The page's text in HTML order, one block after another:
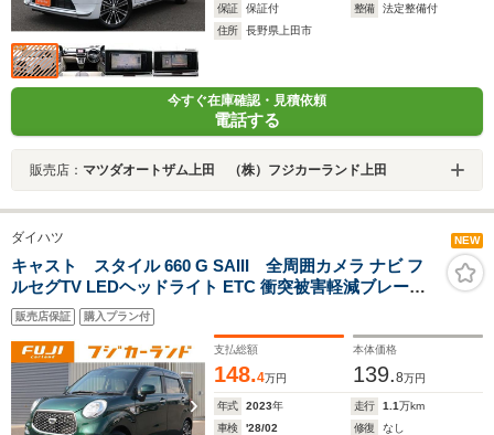
保証
保証付 整備
法定整備付
住所
長野県上田市
今すぐ在庫確認・見積依頼
電話する
販売店： マツダオートザム上田 （株）フジカーランド上田
ダイハツ NEW
キャスト スタイル 660 G SAIII 全周囲カメラ ナビ フ
ルセグTV LEDヘッドライト ETC 衝突被害軽減ブレーキ
スマートキー アイドリングストップ シートヒーター オー
トライト
販売店保証 購入プラン付
支払総額
148.4万円
本体価格
139.8万円
年式 2023年 走行 1.1万km
車検
'28/02 修復
なし